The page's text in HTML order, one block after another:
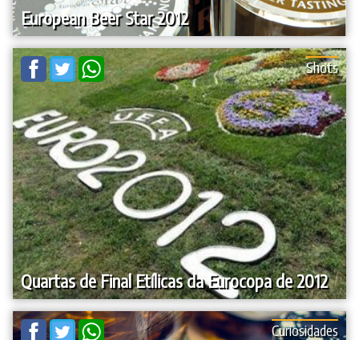
European Beer Star 2012
Quartas de Final Etílicas da Eurocopa de 2012
Shots
Curiosidades